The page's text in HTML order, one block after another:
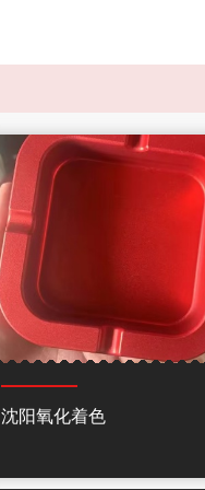
沈阳氧化着色